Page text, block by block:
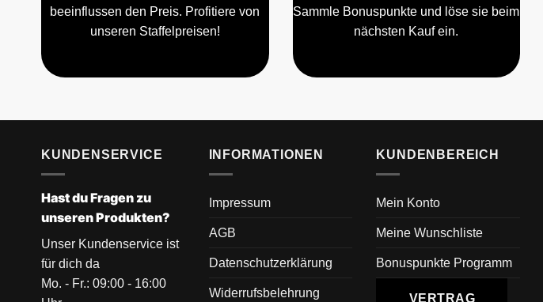
beeinflussen den Preis. Profitiere von
unseren Staffelpreisen!
Sammle Bonuspunkte und löse sie beim
nächsten Kauf ein.
KUNDENSERVICE
Hast du Fragen zu
unseren Produkten?
Unser Kundenservice ist
für dich da
Mo. - Fr.: 09:00 - 16:00
INFORMATIONEN
Impressum
AGB
Datenschutzerklärung
Widerrufsbelehrung
KUNDENBEREICH
Mein Konto
Meine Wunschliste
Bonuspunkte Programm
VERTRAG